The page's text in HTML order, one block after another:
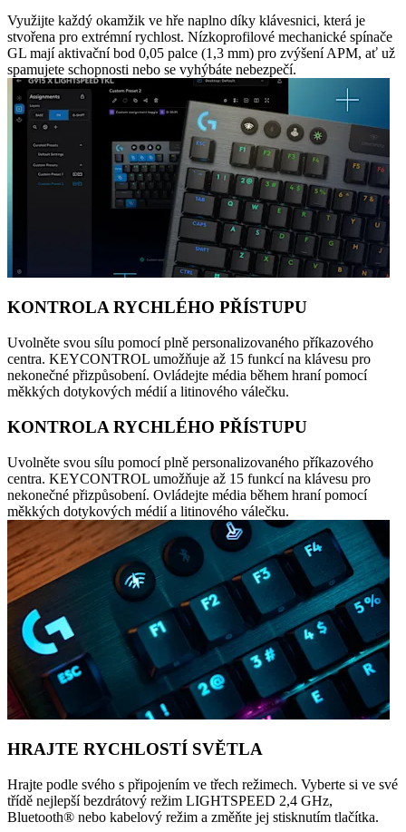
Využijte každý okamžik ve hře naplno díky klávesnici, která je
stvořena pro extrémní rychlost. Nízkoprofilové mechanické spínače
GL mají aktivační bod 0,05 palce (1,3 mm) pro zvýšení APM, ať už
spamujete schopnosti nebo se vyhýbáte nebezpečí.
KONTROLA RYCHLÉHO PŘÍSTUPU
Uvolněte svou sílu pomocí plně personalizovaného příkazového
centra. KEYCONTROL umožňuje až 15 funkcí na klávesu pro
nekonečné přizpůsobení. Ovládejte média během hraní pomocí
měkkých dotykových médií a litinového válečku.
KONTROLA RYCHLÉHO PŘÍSTUPU
Uvolněte svou sílu pomocí plně personalizovaného příkazového
centra. KEYCONTROL umožňuje až 15 funkcí na klávesu pro
nekonečné přizpůsobení. Ovládejte média během hraní pomocí
měkkých dotykových médií a litinového válečku.
HRAJTE RYCHLOSTÍ SVĚTLA
Hrajte podle svého s připojením ve třech režimech. Vyberte si ve své
třídě nejlepší bezdrátový režim LIGHTSPEED 2,4 GHz,
Bluetooth® nebo kabelový režim a změňte jej stisknutím tlačítka.